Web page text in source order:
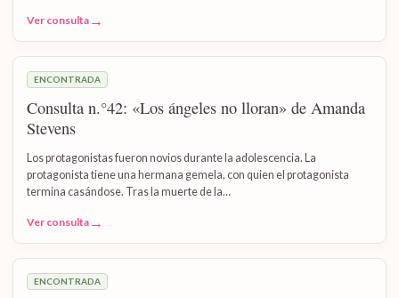
Ver consulta →
ENCONTRADA
Consulta n.°42: «Los ángeles no lloran» de Amanda
Stevens
Los protagonistas fueron novios durante la adolescencia. La
protagonista tiene una hermana gemela, con quien el protagonista
termina casándose. Tras la muerte de la…
Ver consulta →
ENCONTRADA